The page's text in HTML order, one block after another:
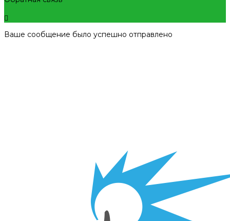
Ваше сообщение было успешно отправлено